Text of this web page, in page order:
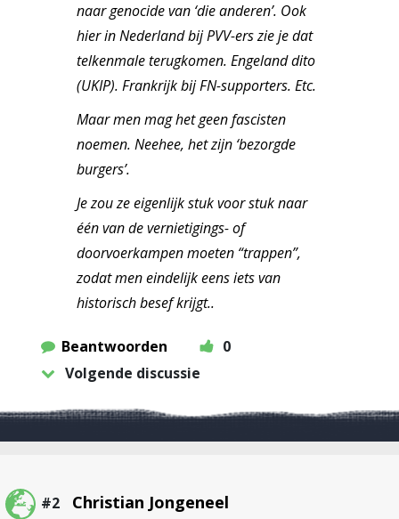
naar genocide van ‘die anderen’. Ook
hier in Nederland bij PVV-ers zie je dat
telkenmale terugkomen. Engeland dito
(UKIP). Frankrijk bij FN-supporters. Etc.
Maar men mag het geen fascisten
noemen. Neehee, het zijn ‘bezorgde
burgers’.
Je zou ze eigenlijk stuk voor stuk naar
één van de vernietigings- of
doorvoerkampen moeten “trappen”,
zodat men eindelijk eens iets van
historisch besef krijgt..
Beantwoorden
0
Volgende discussie
#2 Christian Jongeneel